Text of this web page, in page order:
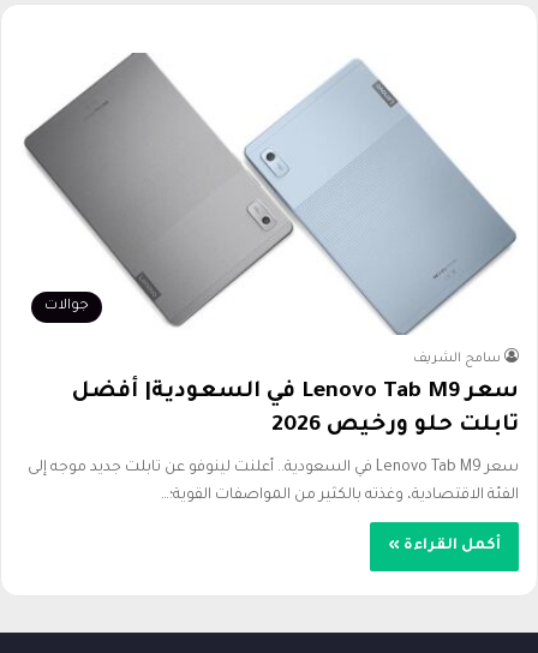
جوالات
سامح الشريف
سعر Lenovo Tab M9 في السعودية| أفضل
تابلت حلو ورخيص 2026
سعر Lenovo Tab M9 في السعودية.. أعلنت لينوفو عن تابلت جديد موجه إلى
الفئة الاقتصادية، وغذته بالكثير من المواصفات القوية؛…
أكمل القراءة »